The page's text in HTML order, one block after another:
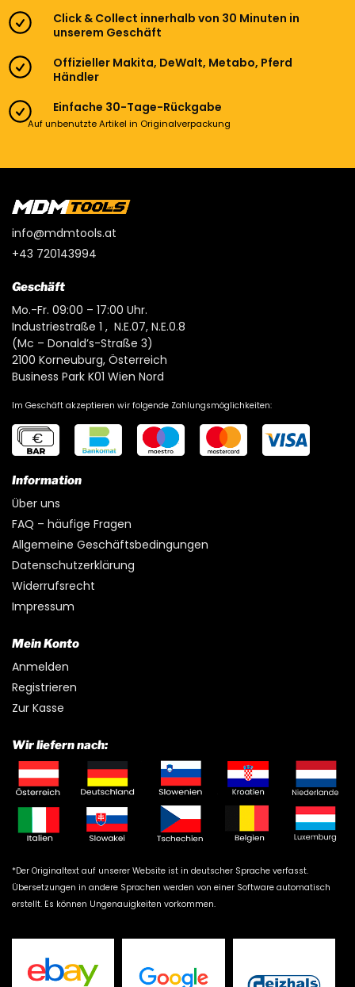
Click & Collect innerhalb von 30 Minuten in
unserem Geschäft
Offizieller Makita, DeWalt, Metabo, Pferd
Händler
Einfache 30-Tage-Rückgabe
Auf unbenutzte Artikel in Originalverpackung
info@mdmtools.at
+43 720143994
Geschäft
Mo.-Fr. 09:00 – 17:00 Uhr.
Industriestraße 1 , N.E.07, N.E.0.8
(Mc – Donald’s-Straße 3)
2100 Korneuburg, Österreich
Business Park K01 Wien Nord
Im Geschäft akzeptieren wir folgende Zahlungsmöglichkeiten:
Information
Über uns
FAQ – häufige Fragen
Allgemeine Geschäftsbedingungen
Datenschutzerklärung
Widerrufsrecht
Impressum
Mein Konto
Anmelden
Registrieren
Zur Kasse
Wir liefern nach:
*Der Originaltext auf unserer Website ist in deutscher Sprache verfasst.
Übersetzungen in andere Sprachen werden von einer Software automatisch
erstellt. Es können Ungenauigkeiten vorkommen.